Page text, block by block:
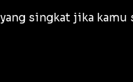
singkat jika kamu